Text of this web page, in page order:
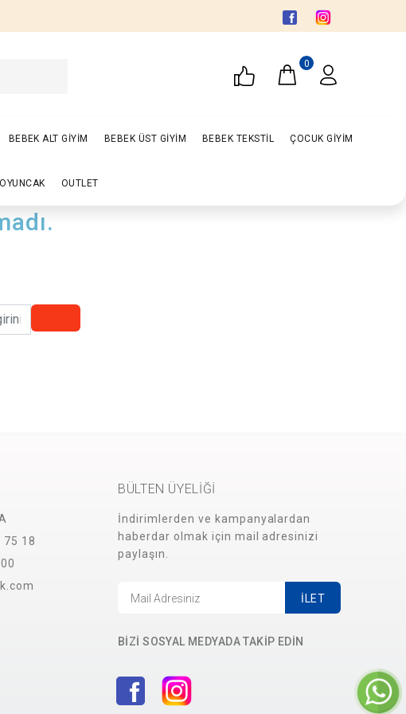
0
BEBEK ALT GİYİM BEBEK ÜST GİYİM BEBEK TEKSTİL ÇOCUK GİYİM
OYUNCAK OUTLET
75 18
BÜLTEN ÜYELİĞİ
İndirimlerden ve kampanyalardan
haberdar olmak için mail adresinizi
paylaşın.
İLET
BİZİ SOSYAL MEDYADA TAKİP EDİN